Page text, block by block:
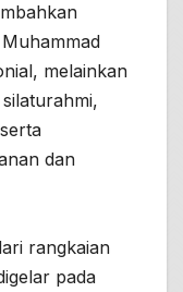
melainkan
dan
rangkaian
pada